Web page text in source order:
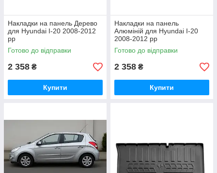
Накладки на панель Дерево
для Hyundai I-20 2008-2012
рр
Готово до відправки
2 358 ₴
Купити
Накладки на панель
Алюміній для Hyundai I-20
2008-2012 рр
Готово до відправки
2 358 ₴
Купити